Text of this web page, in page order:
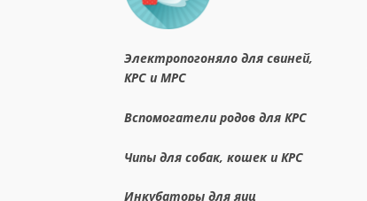
Электропогоняло для свиней,
КРС и МРС
Вспомогатели родов для КРС
Чипы для собак, кошек и КРС
Инкубаторы для яиц